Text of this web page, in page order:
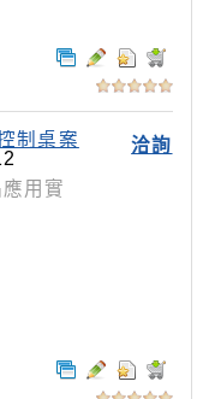
洽詢
制桌案
用實